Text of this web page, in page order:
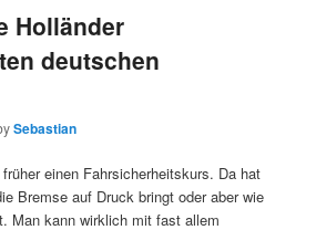
Holländer
deutschen
Sebastian
einen Fahrsicherheitskurs. Da hat
Bremse auf Druck bringt oder aber wie
Man kann wirklich mit fast allem